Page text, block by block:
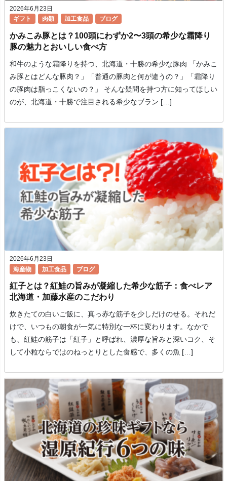
2026年6月23日
ギフト
肉類 加工食品 ブログ
かみこみ豚とは？100頭にわずか2〜3頭の希少な霜降り
豚の魅力とおいしい食べ方
和牛のような霜降りを持つ、北海道・十勝の希少な豚肉 「かみこ
み豚とはどんな豚肉？」「普通の豚肉と何が違うの？」「霜降り
の豚肉は脂っこくないの？」 そんな疑問を持つ方に知ってほしい
のが、北海道・十勝で注目される希少なブラン […]
2026年6月23日
海産物
加工食品 ブログ
紅子とは？紅鮭の旨みが凝縮した希少な筋子：食べレア
北海道・加藤水産のこだわり
炊きたての白いご飯に、真っ赤な筋子を少しだけのせる。それだ
けで、いつもの朝食が一気に特別な一杯に変わります。なかで
も、紅鮭の筋子は「紅子」と呼ばれ、濃厚な旨みと深いコク、そ
して小粒ならではのねっとりとした食感で、多くの魚 […]